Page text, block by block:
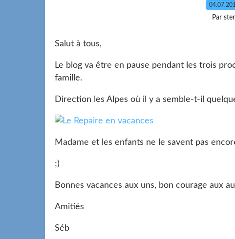
Par
Salut à tous,
Le blog va être en pause pendant les trois
famille.
Direction les Alpes où il y a semble-t-il
Madame et les enfants ne le savent pas
;)
Bonnes vacances aux uns, bon courage aux
Amitiés
Séb